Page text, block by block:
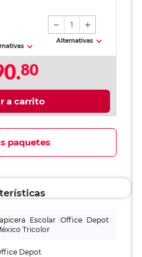
1
Alternativas
80
a carrito
paquetes
Escolar Office Depot
Tricolor
Depot